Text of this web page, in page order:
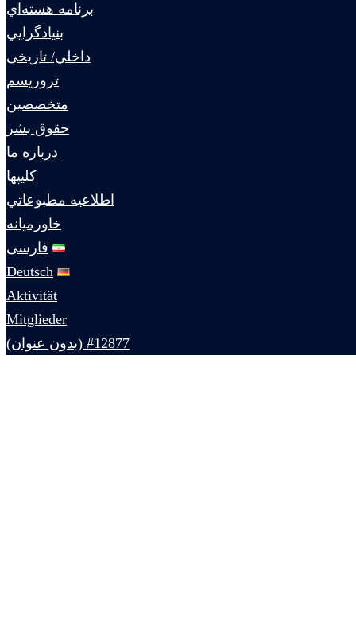
برنامه هسته‌اي
بنيادگرايي
داخلي/ تاریخی
تروريسم
متخصصين
حقوق بشر
درباره ما
كليپها
اطلاعيه مطبوعاتي
خاورميانه
فارسی
Deutsch
Aktivität
Mitglieder
#12877 (بدون عنوان)